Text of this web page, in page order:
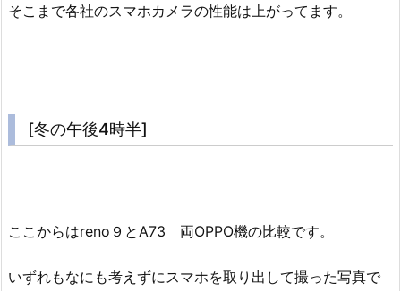
そこまで各社のスマホカメラの性能は上がってます。
[冬の午後4時半]
ここからはreno９とA73 両OPPO機の比較です。
いずれもなにも考えずにスマホを取り出して撮った写真で